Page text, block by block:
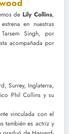
de Lily Collins,
en nuestras
Singh, por
acompañada por
Surrey, Inglaterra,
Phil Collins y su
vinculada con el
también es actriz y